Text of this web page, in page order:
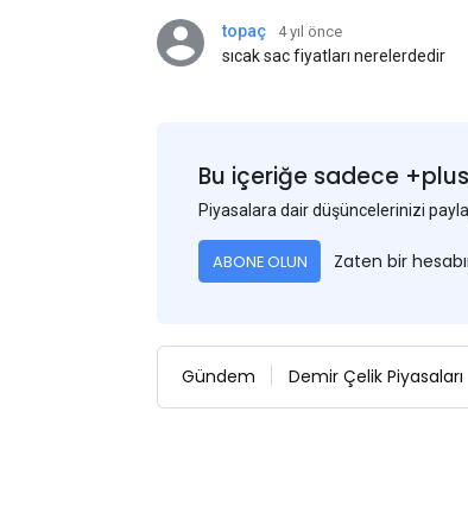
topaç 4 yıl önce
sıcak sac fiyatları nerelerdedir
Bu içeriğe sadece
Piyasalara dair düşüncelerinizi
ABONE OLUN Zaten bir
Gündem Demir Çelik Piyasaları